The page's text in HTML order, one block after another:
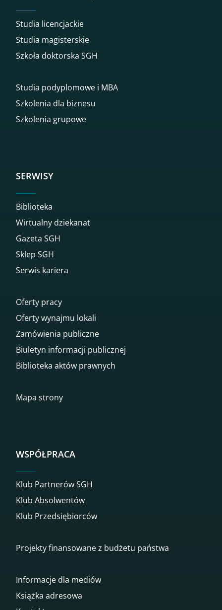
Studia licencjackie
Studia magisterskie
Szkoła doktorska SGH
Studia podyplomowe i MBA
Szkolenia dla biznesu
Szkolenia grupowe
SERWISY
Biblioteka
Wirtualny dziekanat
Gazeta SGH
Sklep SGH
Serwis kariera
Oferty pracy
Oferty wynajmu lokali
Zamówienia publiczne
Biuletyn informacji publicznej
Biblioteka aktów prawnych
Mapa strony
WSPÓŁPRACA
Klub Partnerów SGH
Klub Absolwentów
Klub Przedsiębiorców
Projekty finansowane z budżetu państwa
Informacje dla mediów
Książka adresowa